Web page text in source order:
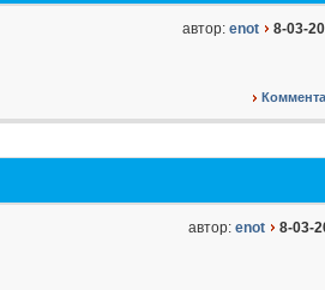
автор: enot 8-03-
автор: enot 8-03-